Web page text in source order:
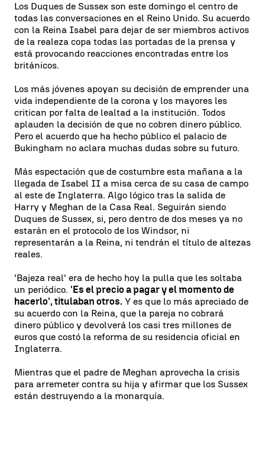
Los Duques de Sussex son este domingo el centro de
todas las conversaciones en el Reino Unido. Su acuerdo
con la Reina Isabel para dejar de ser miembros activos
de la realeza copa todas las portadas de la prensa y
está provocando reacciones encontradas entre los
británicos.
Los más jóvenes apoyan su decisión de emprender una
vida independiente de la corona y los mayores les
critican por falta de lealtad a la institución. Todos
aplauden la decisión de que no cobren dinero público.
Pero el acuerdo que ha hecho público el palacio de
Bukingham no aclara muchas dudas sobre su futuro.
Más espectación que de costumbre esta mañana a la
llegada de Isabel II a misa cerca de su casa de campo
al este de Inglaterra. Algo lógico tras la salida de
Harry y Meghan de la Casa Real. Seguirán siendo
Duques de Sussex, si, pero dentro de dos meses ya no
estarán en el protocolo de los Windsor, ni
representarán a la Reina, ni tendrán el título de altezas
reales.
'Bajeza real' era de hecho hoy la pulla que les soltaba
un periódico. 'Es el precio a pagar y el momento de
hacerlo', titulaban otros. Y es que lo más apreciado de
su acuerdo con la Reina, que la pareja no cobrará
dinero público y devolverá los casi tres millones de
euros que costó la reforma de su residencia oficial en
Inglaterra.
Mientras que el padre de Meghan aprovecha la crisis
para arremeter contra su hija y afirmar que los Sussex
están destruyendo a la monarquía.